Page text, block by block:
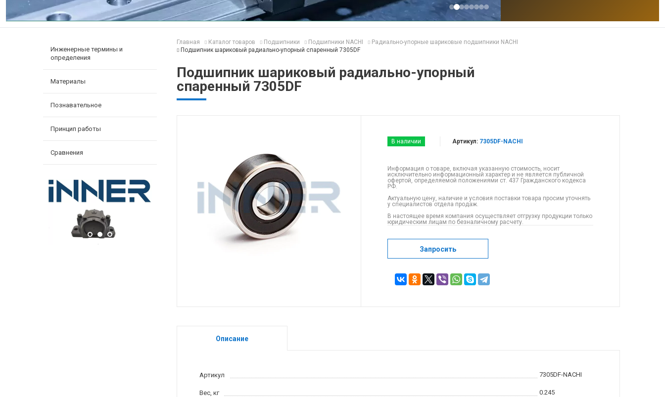
Инженерные термины и
определения
Материалы
Познавательное
Принцип работы
Сравнения
Главная Каталог товаров Подшипники Подшипники NACHI
Радиально-упорные шариковые подшипники NACHI
Подшипник шариковый радиально-упорный спаренный 7305DF
Подшипник шариковый радиально-упорный
спаренный 7305DF
В наличии Артикул: 7305DF-NACHI
Информация о товаре, включая указанную стоимость, носит
исключительно информационный характер и не является публичной
офертой, определяемой положениями ст. 437 Гражданского кодекса
РФ.
Актуальную цену, наличие и условия поставки товара просим уточнять
у специалистов отдела продаж.
В настоящее время компания осуществляет отгрузку продукции только
юридическим лицам по безналичному расчету.
Запросить
Описание
Артикул 7305DF-NACHI
Вес, кг 0.245